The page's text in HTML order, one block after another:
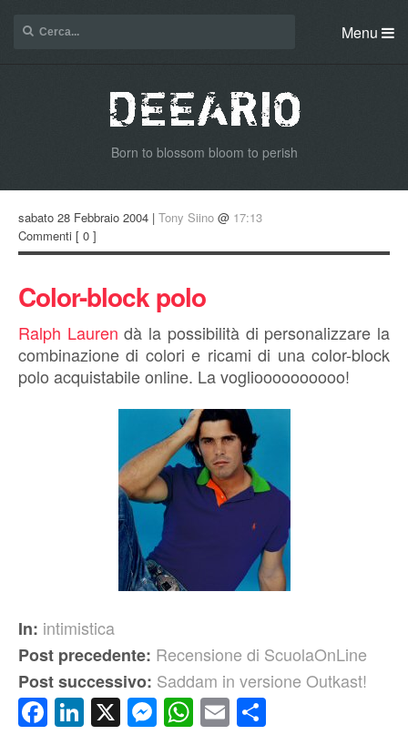
Menu
Born to blossom bloom to perish
sabato 28 Febbraio 2004 | Tony Siino @ 17:13
Commenti [ 0 ]
Color-block polo
Ralph Lauren dà la possibilità di personalizzare la
combinazione di colori e ricami di una color-block
polo acquistabile online. La voglioooooooooo!
In: intimistica
Post precedente: Recensione di ScuolaOnLine
Post successivo: Saddam in versione Outkast!
Facebook
LinkedIn
X Messenger
WhatsApp
Email